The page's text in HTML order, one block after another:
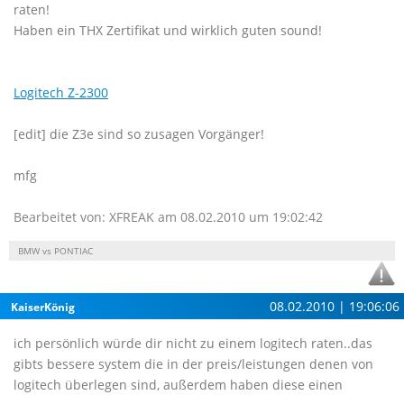
raten!
Haben ein THX Zertifikat und wirklich guten sound!
Logitech Z-2300
[edit] die Z3e sind so zusagen Vorgänger!
mfg
Bearbeitet von: XFREAK am 08.02.2010 um 19:02:42
BMW vs PONTIAC
KaiserKönig 08.02.2010 | 19:06:06
ich persönlich würde dir nicht zu einem logitech raten..das
gibts bessere system die in der preis/leistungen denen von
logitech überlegen sind, außerdem haben diese einen